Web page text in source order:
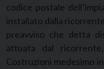
codice postale
installato dalla
preavviso che detta
attuata dal
Costruzioni medesimo